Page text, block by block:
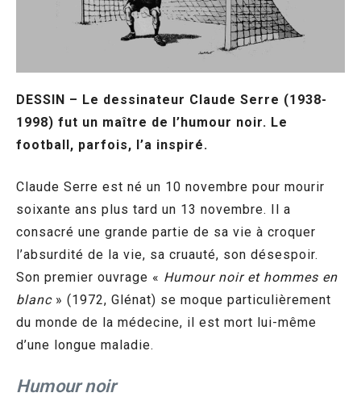
DESSIN – Le dessinateur Claude Serre (1938-
1998) fut un maître de l’humour noir. Le
football, parfois, l’a inspiré.
Claude Serre est né un 10 novembre pour mourir
soixante ans plus tard un 13 novembre. Il a
consacré une grande partie de sa vie à croquer
l’absurdité de la vie, sa cruauté, son désespoir.
Son premier ouvrage « Humour noir et hommes en
blanc» (1972, Glénat) se moque particulièrement
du monde de la médecine, il est mort lui-même
d’une longue maladie.
Humour noir